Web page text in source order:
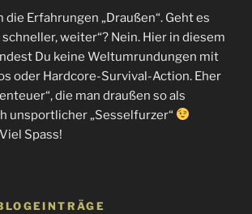
die Erfahrungen „Draußen“. Geht es
schneller, weiter“? Nein. Hier in diesem
Du keine Weltumrundungen mit
oder Hardcore-Survival-Action. Eher
die man draußen so als
unsportlicher „Sesselfurzer“
Spass!